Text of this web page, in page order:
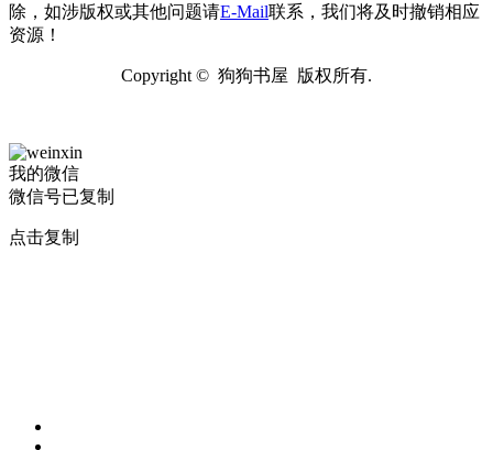
除，如涉版权或其他问题请E-Mail联系，我们将及时撤销相应
资源！
Copyright © 狗狗书屋 版权所有.
我的微信
微信号已复制
点击复制